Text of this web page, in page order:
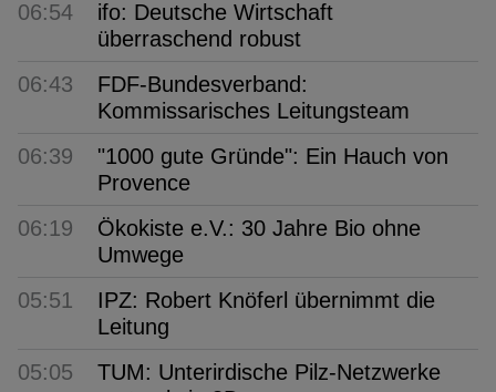
06:54
ifo: Deutsche Wirtschaft
überraschend robust
06:43
FDF-Bundesverband:
Kommissarisches Leitungsteam
06:39
"1000 gute Gründe": Ein Hauch von
Provence
06:19
Ökokiste e.V.: 30 Jahre Bio ohne
Umwege
05:51
IPZ: Robert Knöferl übernimmt die
Leitung
05:05
TUM: Unterirdische Pilz-Netzwerke